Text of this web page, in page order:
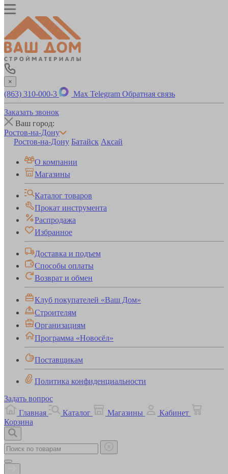
×
(863) 310-000-3 Max Telegram Обратная связь
Заказать звонок
Ваш город:
Ростов-на-Дону
Ростов-на-Дону Батайск Аксай
О компании
Магазины
Каталог товаров
Прокат инструмента
Распродажа
Избранное
Доставка и подъем
Способы оплаты
Возврат и обмен
Клуб покупателей «Ваш Дом»
Строителям
Организациям
Программа «Новосёл»
Поставщикам
Политика конфиденциальности
Задать вопрос
Главная
Каталог Магазины
Кабинет
Корзина